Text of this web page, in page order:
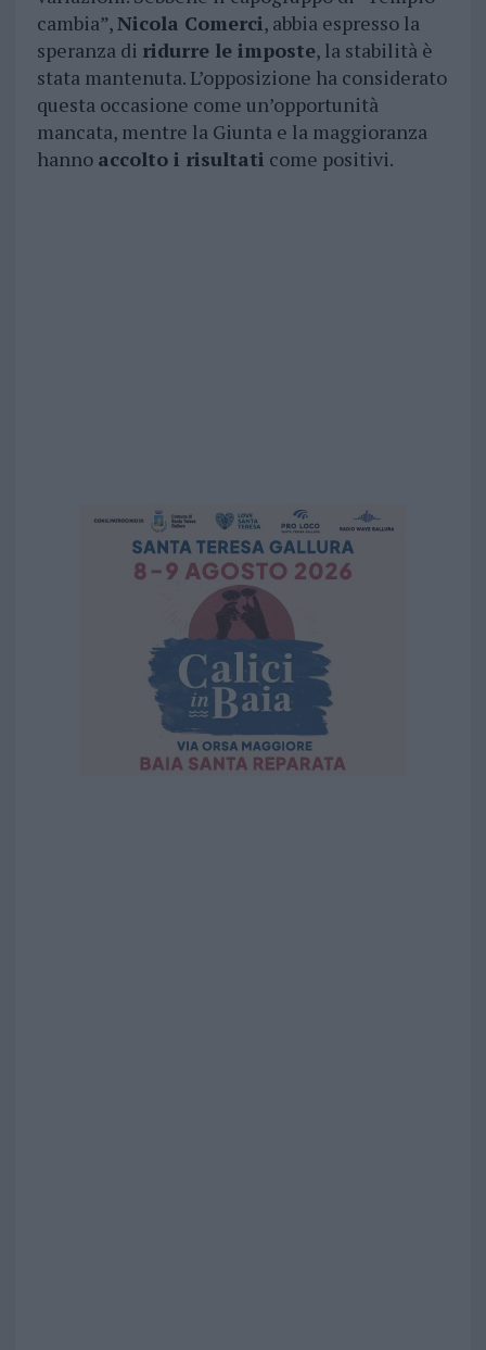
cambia”,Nicola Comerci, abbia espresso la
speranza di ridurre le imposte, la stabilità è
stata mantenuta. L’opposizione ha considerato
questa occasione come un’opportunità
mancata, mentre la Giunta e la maggioranza
hanno accolto i risultati come positivi.